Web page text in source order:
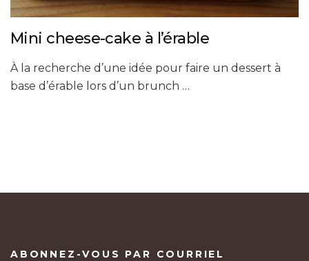
Mini cheese-cake à l’érable
À la recherche d’une idée pour faire un dessert à
base d’érable lors d’un brunch …
ABONNEZ-VOUS PAR COURRIEL